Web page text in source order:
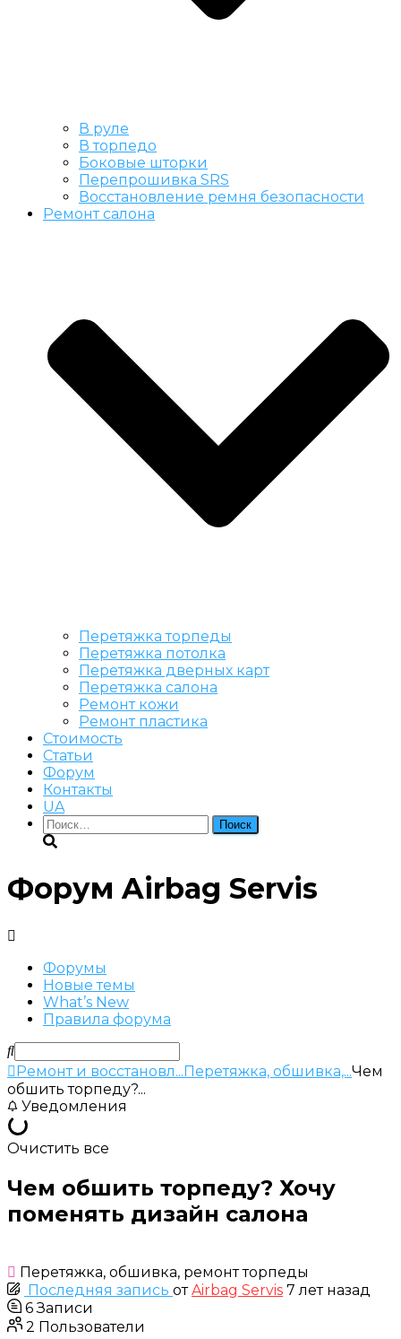
В руле
В торпедо
Боковые шторки
Перепрошивка SRS
Восстановление ремня безопасности
Ремонт салона
Перетяжка торпеды
Перетяжка потолка
Перетяжка дверных карт
Перетяжка салона
Ремонт кожи
Ремонт пластика
Стоимость
Статьи
Форум
Контакты
UA
Найти:
Форум Airbag Servis
Форумы
Новые темы
What’s New
Правила форума
Ремонт и восстановл...Перетяжка, обшивка,...Чем
обшить торпеду?...
Уведомления
Очистить все
Чем обшить торпеду? Хочу
поменять дизайн салона
Перетяжка, обшивка, ремонт торпеды
Последняя запись от Airbag Servis 7 лет назад
6Записи
2 Пользователи